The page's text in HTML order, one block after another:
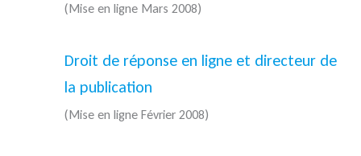
(Mise en ligne Mars 2008)
Droit de réponse en ligne et directeur de
la publication
(Mise en ligne Février 2008)